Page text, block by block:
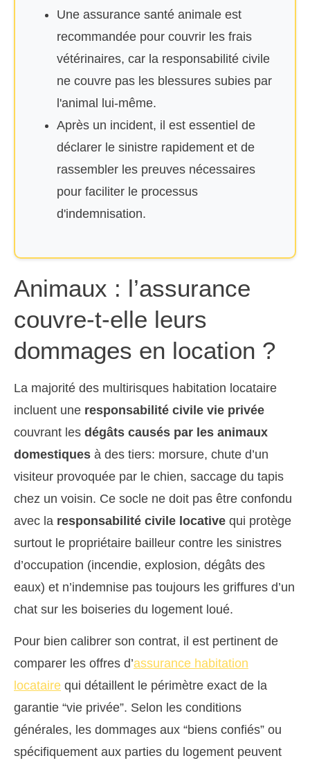
Une assurance santé animale est
recommandée pour couvrir les frais
vétérinaires, car la responsabilité civile
ne couvre pas les blessures subies par
l'animal lui-même.
Après un incident, il est essentiel de
déclarer le sinistre rapidement et de
rassembler les preuves nécessaires
pour faciliter le processus
d'indemnisation.
Animaux : l’assurance
couvre-t-elle leurs
dommages en location ?
La majorité des multirisques habitation locataire
incluent une responsabilité civile vie privée
couvrant les dégâts causés par les animaux
domestiques à des tiers: morsure, chute d’un
visiteur provoquée par le chien, saccage du tapis
chez un voisin. Ce socle ne doit pas être confondu
avec la responsabilité civile locative qui protège
surtout le propriétaire bailleur contre les sinistres
d’occupation (incendie, explosion, dégâts des
eaux) et n’indemnise pas toujours les griffures d’un
chat sur les boiseries du logement loué.
Pour bien calibrer son contrat, il est pertinent de
comparer les offres d’assurance habitation
locataire qui détaillent le périmètre exact de la
garantie “vie privée”. Selon les conditions
générales, les dommages aux “biens confiés” ou
spécifiquement aux parties du logement peuvent